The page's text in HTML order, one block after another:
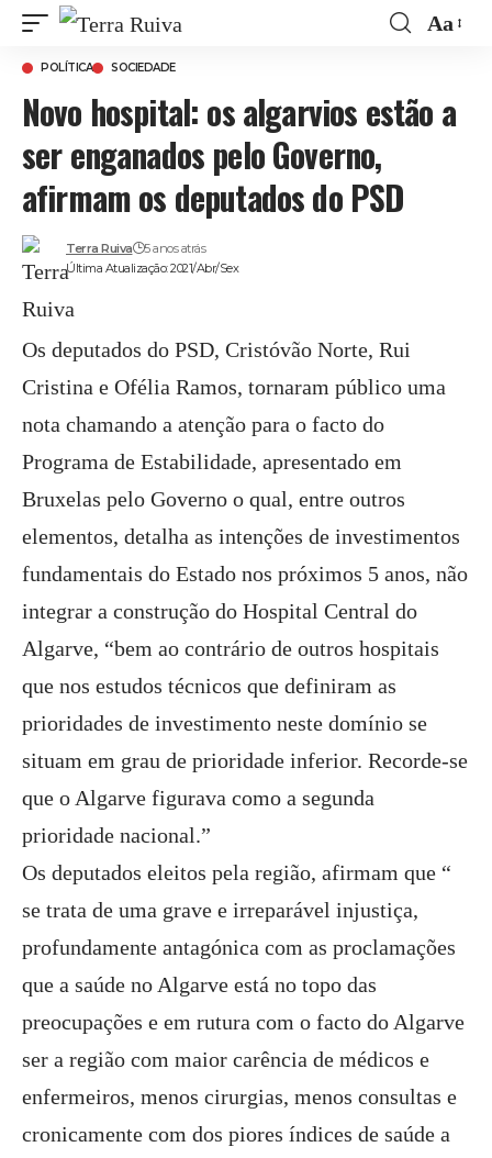
Aa
POLÍTICA SOCIEDADE
Novo hospital: os algarvios estão a
ser enganados pelo Governo,
afirmam os deputados do PSD
Última Atualização: 2021/Abr/Sex
Terra Ruiva 5 anos atrás
Os deputados do PSD, Cristóvão Norte, Rui
Cristina e Ofélia Ramos, tornaram público uma
nota chamando a atenção para o facto do
Programa de Estabilidade, apresentado em
Bruxelas pelo Governo o qual, entre outros
elementos, detalha as intenções de investimentos
fundamentais do Estado nos próximos 5 anos, não
integrar a construção do Hospital Central do
Algarve, “bem ao contrário de outros hospitais
que nos estudos técnicos que definiram as
prioridades de investimento neste domínio se
situam em grau de prioridade inferior. Recorde-se
que o Algarve figurava como a segunda
prioridade nacional.”
Os deputados eleitos pela região, afirmam que “
se trata de uma grave e irreparável injustiça,
profundamente antagónica com as proclamações
que a saúde no Algarve está no topo das
preocupações e em rutura com o facto do Algarve
ser a região com maior carência de médicos e
enfermeiros, menos cirurgias, menos consultas e
cronicamente com dos piores índices de saúde a